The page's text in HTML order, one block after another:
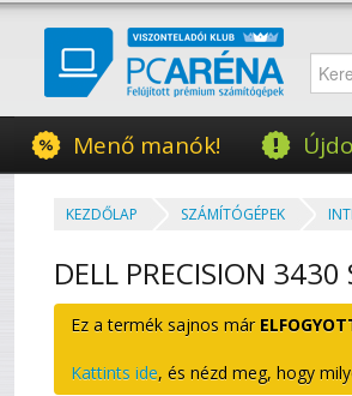
Menő manók!
KEZDŐLAP SZÁMÍTÓGÉPEK
DELL PRECISION 3430
Ez a termék sajnos már
Kattints ide, és nézd meg, hogy